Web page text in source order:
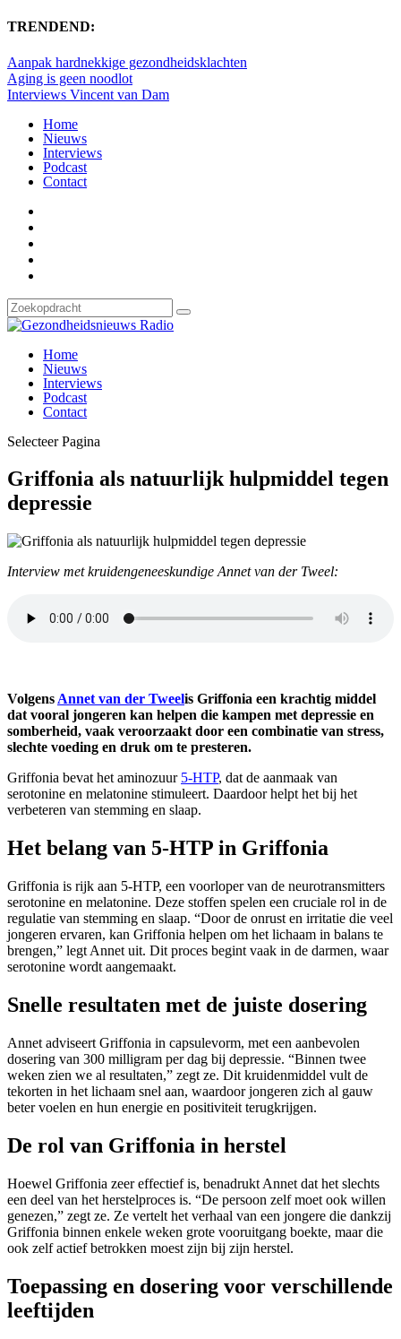
TRENDEND:
Aanpak hardnekkige gezondheidsklachten
Aging is geen noodlot
Interviews Vincent van Dam
Home
Nieuws
Interviews
Podcast
Contact
Home
Nieuws
Interviews
Podcast
Contact
Selecteer Pagina
Griffonia als natuurlijk hulpmiddel tegen
depressie
Interview met kruidengeneeskundige Annet van der Tweel:
Volgens Annet van der Tweelis Griffonia een krachtig middel
dat vooral jongeren kan helpen die kampen met depressie en
somberheid, vaak veroorzaakt door een combinatie van stress,
slechte voeding en druk om te presteren.
Griffonia bevat het aminozuur 5-HTP, dat de aanmaak van
serotonine en melatonine stimuleert. Daardoor helpt het bij het
verbeteren van stemming en slaap.
Het belang van 5-HTP in Griffonia
Griffonia is rijk aan 5-HTP, een voorloper van de neurotransmitters
serotonine en melatonine. Deze stoffen spelen een cruciale rol in de
regulatie van stemming en slaap. “Door de onrust en irritatie die veel
jongeren ervaren, kan Griffonia helpen om het lichaam in balans te
brengen,” legt Annet uit. Dit proces begint vaak in de darmen, waar
serotonine wordt aangemaakt.
Snelle resultaten met de juiste dosering
Annet adviseert Griffonia in capsulevorm, met een aanbevolen
dosering van 300 milligram per dag bij depressie. “Binnen twee
weken zien we al resultaten,” zegt ze. Dit kruidenmiddel vult de
tekorten in het lichaam snel aan, waardoor jongeren zich al gauw
beter voelen en hun energie en positiviteit terugkrijgen.
De rol van Griffonia in herstel
Hoewel Griffonia zeer effectief is, benadrukt Annet dat het slechts
een deel van het herstelproces is. “De persoon zelf moet ook willen
genezen,” zegt ze. Ze vertelt het verhaal van een jongere die dankzij
Griffonia binnen enkele weken grote vooruitgang boekte, maar die
ook zelf actief betrokken moest zijn bij zijn herstel.
Toepassing en dosering voor verschillende
leeftijden